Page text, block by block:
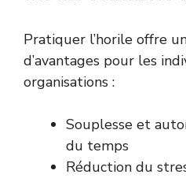
Pratiquer l’horile offre
d’avantages pour les
organisations :
Souplesse et
du temps
Réduction du